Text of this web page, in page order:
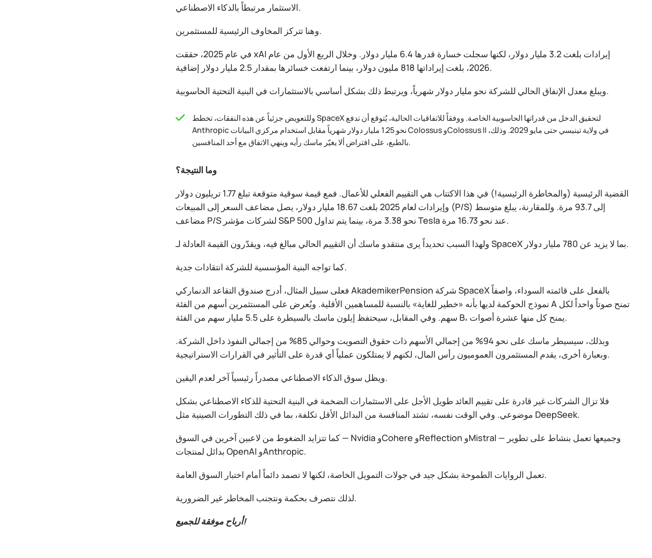
الاستثمار مرتبطاً بالذكاء الاصطناعي.
وهنا تتركز المخاوف الرئيسية للمستثمرين.
في عام 2025، حققت xAI إيرادات بلغت 3.2 مليار دولار، لكنها سجلت خسارة قدرها 6.4 مليار دولار. وخلال الربع الأول من عام
2026، بلغت إيراداتها 818 مليون دولار، بينما ارتفعت خسائرها بمقدار 2.5 مليار دولار إضافية.
ويبلغ معدل الإنفاق الحالي للشركة نحو مليار دولار شهرياً، ويرتبط ذلك بشكل أساسي بالاستثمارات في البنية التحتية الحاسوبية.
وللتعويض جزئياً عن هذه النفقات، تخطط SpaceX لتحقيق الدخل من قدراتها الحاسوبية الخاصة. ووفقاً للاتفاقيات الحالية، يُتوقع أن تدفع
Anthropic نحو 1.25 مليار دولار شهرياً مقابل استخدام مركزي البيانات Colossus وColossus II في ولاية تينيسي حتى مايو 2029. وذلك،
بالطبع، على افتراض ألا يغيّر ماسك رأيه وينهي الاتفاق مع أحد المنافسين.
وما النتيجة؟
القضية الرئيسية (والمخاطرة الرئيسية!) في هذا الاكتتاب هي التقييم الفعلي للأعمال. فمع قيمة سوقية متوقعة تبلغ 1.77 تريليون دولار
وإيرادات لعام 2025 بلغت 18.67 مليار دولار، يصل مضاعف السعر إلى المبيعات (P/S) إلى 93.7 مرة. وللمقارنة، يبلغ متوسط
مضاعف P/S لشركات مؤشر S&P 500 نحو 3.38 مرة، بينما يتم تداول Tesla عند نحو 16.73 مرة.
ولهذا السبب تحديداً يرى منتقدو ماسك أن التقييم الحالي مبالغ فيه، ويقدّرون القيمة العادلة لـ SpaceX بما لا يزيد عن 780 مليار دولار.
كما تواجه البنية المؤسسية للشركة انتقادات جدية.
فعلى سبيل المثال، أدرج صندوق التقاعد الدنماركي AkademikerPension شركة SpaceX بالفعل على قائمته السوداء، واصفاً
نموذج الحوكمة لديها بأنه «خطير للغاية» بالنسبة للمساهمين الأقلية. ويُعرض على المستثمرين أسهم من الفئة A تمنح صوتاً واحداً لكل
سهم. وفي المقابل، سيحتفظ إيلون ماسك بالسيطرة على 5.5 مليار سهم من الفئة B، يمنح كل منها عشرة أصوات.
وبذلك، سيسيطر ماسك على نحو 94% من إجمالي الأسهم ذات حقوق التصويت وحوالي 85% من إجمالي النفوذ داخل الشركة.
وبعبارة أخرى، يقدم المستثمرون العموميون رأس المال، لكنهم لا يمتلكون عملياً أي قدرة على التأثير في القرارات الاستراتيجية.
ويظل سوق الذكاء الاصطناعي مصدراً رئيسياً آخر لعدم اليقين.
فلا تزال الشركات غير قادرة على تقييم العائد طويل الأجل على الاستثمارات الضخمة في البنية التحتية للذكاء الاصطناعي بشكل
موضوعي. وفي الوقت نفسه، تشتد المنافسة من البدائل الأقل تكلفة، بما في ذلك التطورات الصينية مثل DeepSeek.
كما تتزايد الضغوط من لاعبين آخرين في السوق — Nvidia وCohere وReflection وMistral — وجميعها تعمل بنشاط على تطوير
بدائل لمنتجات OpenAI وAnthropic.
تعمل الروايات الطموحة بشكل جيد في جولات التمويل الخاصة، لكنها لا تصمد دائماً أمام اختبار السوق العامة.
لذلك نتصرف بحكمة ونتجنب المخاطر غير الضرورية.
أرباح موفقة للجميع!